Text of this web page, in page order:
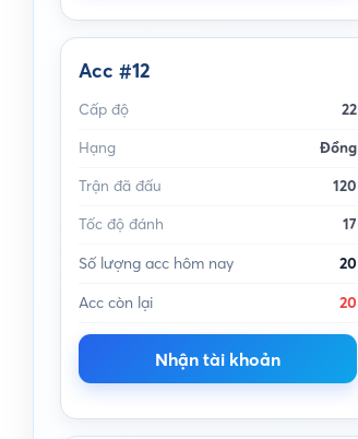
Acc #12
Cấp độ 22
Hạng Đồng
Trận đã đấu 120
Tốc độ đánh 17
Số lượng acc hôm nay
20
Acc còn lại
20
Nhận tài khoản